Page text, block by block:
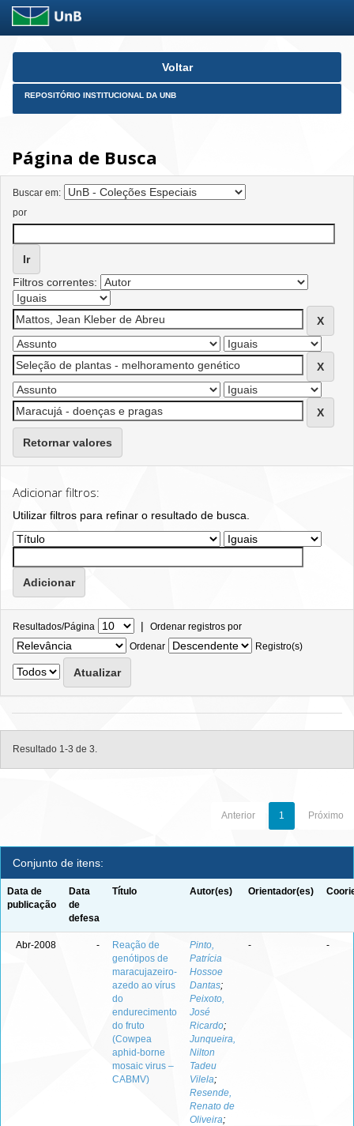
Skip
Voltar
REPOSITÓRIO INSTITUCIONAL DA UNB
Página de Busca
Buscar em:
por
Filtros correntes:
Retornar valores
Adicionar filtros:
Utilizar filtros para refinar o resultado de busca.
Resultados/Página | Ordenar registros por
Ordenar
Registro(s)
Resultado 1-3 de 3.
Anterior 1 Próximo
Conjunto de itens:
Data de
publicação
Data
de
defesa
Título Autor(es) Orientador(es)
Abr-2008 -
Reação de
genótipos de
maracujazeiro-
azedo ao vírus
do
endurecimento
do fruto
(Cowpea
aphid-borne
mosaic virus –
CABMV)
Pinto,
Patrícia
Hossoe
Dantas;
Peixoto,
José
Ricardo;
Junqueira,
Nilton
Tadeu
Vilela;
Resende,
Renato de
Oliveira;
- -